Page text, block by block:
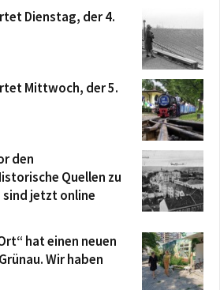
Dienstag, der 4.
Mittwoch, der 5.
den
Quellen zu
jetzt online
hat einen neuen
Wir haben